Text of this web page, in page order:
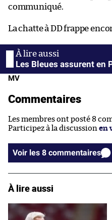
communiqué.
La chatte à DD frappe
Les Bleues assurent en
MV
Commentaires
Les membres ont posté 8
Participez à la discussion en
Voir les 8 commentaires
À lire aussi